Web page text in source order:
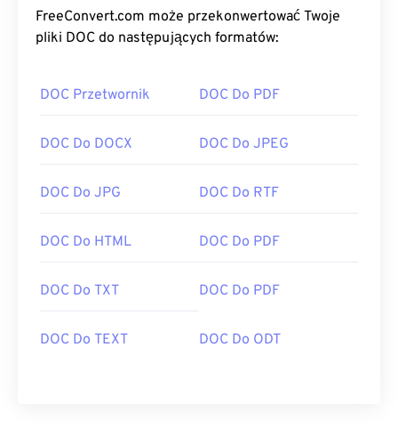
FreeConvert.com może przekonwertować Twoje
pliki DOC do następujących formatów:
DOC Przetwornik DOC Do PDF
DOC Do DOCX DOC Do JPEG
DOC Do JPG DOC Do RTF
DOC Do HTML DOC Do PDF
DOC Do TXT DOC Do PDF
DOC Do TEXT DOC Do ODT